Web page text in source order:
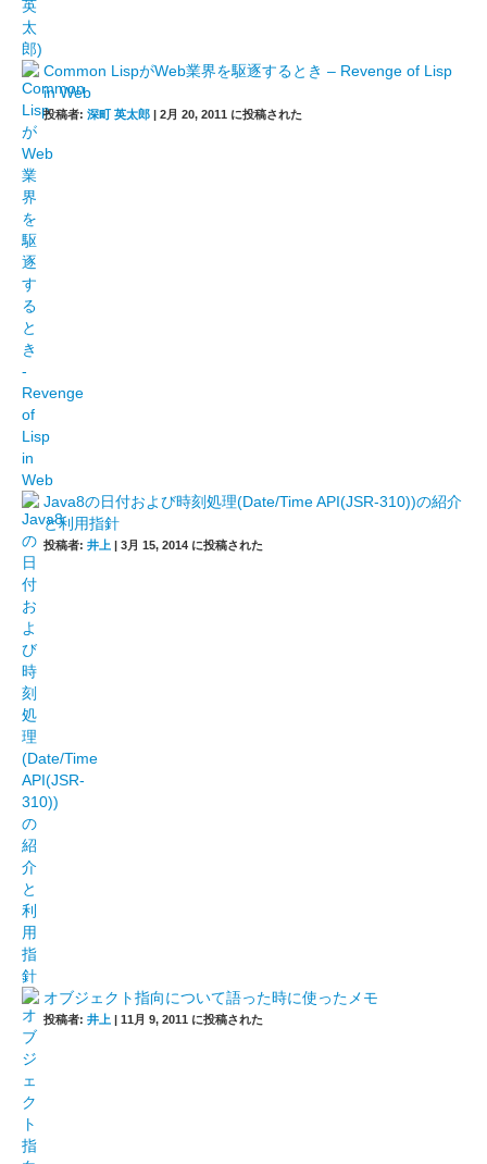
Common LispがWeb業界を駆逐するとき – Revenge of Lisp
in Web
投稿者: 深町 英太郎 | 2月 20, 2011 に投稿された
Java8の日付および時刻処理(Date/Time API(JSR-310))の紹介
と利用指針
投稿者: 井上 | 3月 15, 2014 に投稿された
オブジェクト指向について語った時に使ったメモ
投稿者: 井上 | 11月 9, 2011 に投稿された